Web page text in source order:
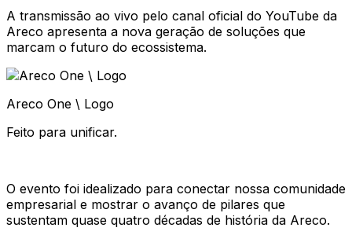
A transmissão ao vivo pelo canal oficial do YouTube da
Areco apresenta a nova geração de soluções que
marcam o futuro do ecossistema.
Areco One \ Logo
Feito para unificar.
O evento foi idealizado para conectar nossa comunidade
empresarial e mostrar o avanço de pilares que
sustentam quase quatro décadas de história da Areco.